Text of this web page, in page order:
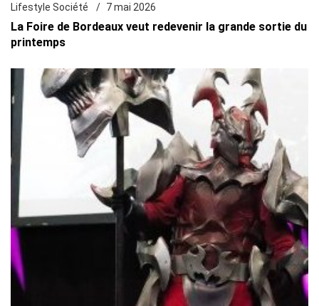
Lifestyle Société 7 mai 2026
La Foire de Bordeaux veut redevenir la grande sortie du
printemps